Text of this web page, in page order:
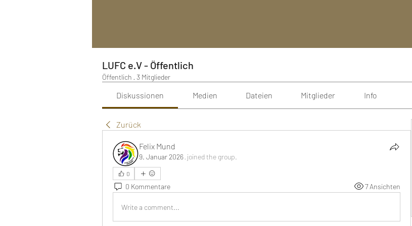
LUFC e.V - Öffentlich
Öffentlich · 3 Mitglieder
Diskussionen Medien Dateien Mitglieder Info
Zurück
Felix Mund
9. Januar 2026· joined the group.
0
0 Kommentare 7 Ansichten
Write a comment...